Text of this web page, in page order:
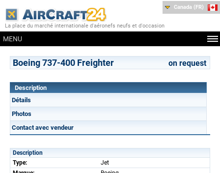
La place du marché internationale d'aéronefs neufs et d'occasion
MENU
Canada (FR)
Boeing 737-400 Freighter on request
Description
Détails
Photos
Contact avec vendeur
Description
Type:
Jet